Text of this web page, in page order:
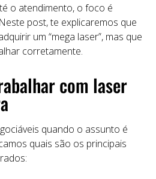
o atendimento, o foco é
post, te explicaremos que
um “mega laser”, mas que
corretamente.
com laser
quando o assunto é
quais são os principais